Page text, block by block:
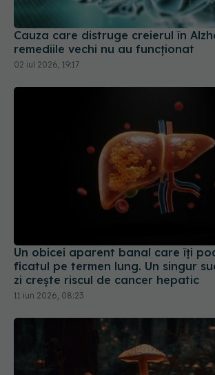
Cauza care distruge creierul în
remediile vechi nu au funcționat
02 iul 2026, 19:17
Un obicei aparent banal care îți
ficatul pe termen lung. Un singur
zi crește riscul de cancer hepatic
11 iun 2026, 08:23